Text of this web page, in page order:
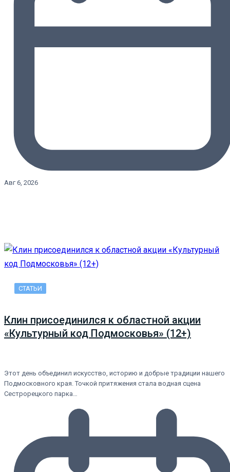
Авг 6, 2026
СТАТЬИ
Клин присоединился к областной акции
«Культурный код Подмосковья» (12+)
Этот день объединил искусство, историю и добрые традиции нашего
Подмосковного края. Точкой притяжения стала водная сцена
Сестрорецкого парка…